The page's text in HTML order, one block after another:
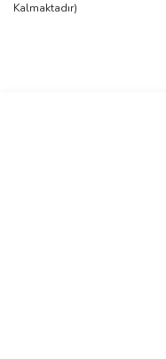
Kalmaktadır)